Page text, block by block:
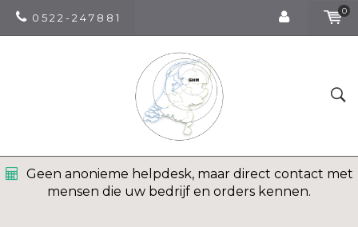
0 5 2 2 - 2 4 7 8 8 1
0
Geen anonieme helpdesk, maar direct contact met
mensen die uw bedrijf en orders kennen.